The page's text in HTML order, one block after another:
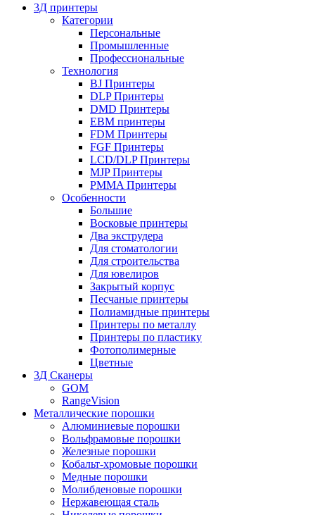
3Д принтеры
Категории
Персональные
Промышленные
Профессиональные
Технология
BJ Принтеры
DLP Принтеры
DMD Принтеры
EBM принтеры
FDM Принтеры
FGF Принтеры
LCD/DLP Принтеры
MJP Принтеры
PMMA Принтеры
Особенности
Большие
Восковые принтеры
Два экструдера
Для стоматологии
Для строительства
Для ювелиров
Закрытый корпус
Песчаные принтеры
Полиамидные принтеры
Принтеры по металлу
Принтеры по пластику
Фотополимерные
Цветные
3Д Сканеры
GOM
RangeVision
Металлические порошки
Алюминиевые порошки
Вольфрамовые порошки
Железные порошки
Кобальт-хромовые порошки
Медные порошки
Молибденовые порошки
Нержавеющая сталь